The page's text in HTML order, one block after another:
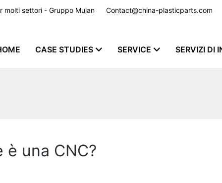
molti settori - Gruppo Mulan Contact@china-plasticparts.com
CASE STUDIES SERVICE SERVIZI DI
una CNC?